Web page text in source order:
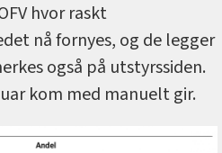
hvor raskt
nå fornyes, og de legger
også på utstyrssiden.
kom med manuelt gir.